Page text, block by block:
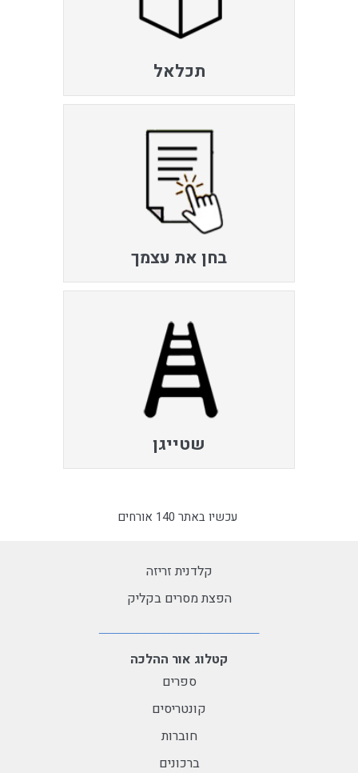
תכלאל
בחן את עצמך
שטייגן
עכשיו באתר 140 אורחים
קלדנית זריזה
הפצת מסרים בקליק
קטלוג אור ההלכה
ספרים
קונטריסים
חוברות
ברכונים